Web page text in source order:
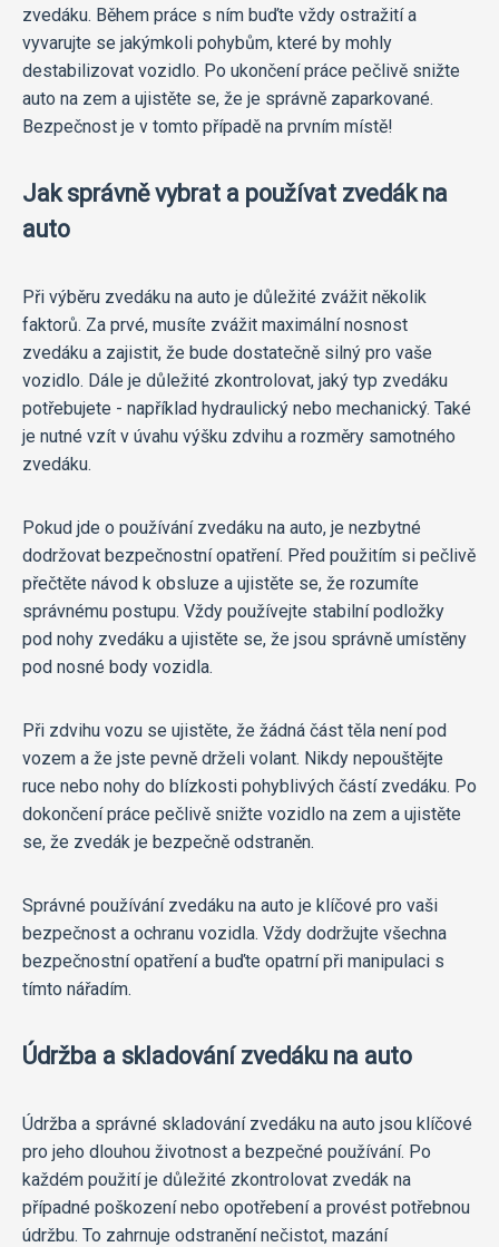
zvedáku. Během práce s ním buďte vždy ostražití a
vyvarujte se jakýmkoli pohybům, které by mohly
destabilizovat vozidlo. Po ukončení práce pečlivě snižte
auto na zem a ujistěte se, že je správně zaparkované.
Bezpečnost je v tomto případě na prvním místě!
Jak správně vybrat a používat zvedák na
auto
Při výběru zvedáku na auto je důležité zvážit několik
faktorů. Za prvé, musíte zvážit maximální nosnost
zvedáku a zajistit, že bude dostatečně silný pro vaše
vozidlo. Dále je důležité zkontrolovat, jaký typ zvedáku
potřebujete - například hydraulický nebo mechanický. Také
je nutné vzít v úvahu výšku zdvihu a rozměry samotného
zvedáku.
Pokud jde o používání zvedáku na auto, je nezbytné
dodržovat bezpečnostní opatření. Před použitím si pečlivě
přečtěte návod k obsluze a ujistěte se, že rozumíte
správnému postupu. Vždy používejte stabilní podložky
pod nohy zvedáku a ujistěte se, že jsou správně umístěny
pod nosné body vozidla.
Při zdvihu vozu se ujistěte, že žádná část těla není pod
vozem a že jste pevně drželi volant. Nikdy nepouštějte
ruce nebo nohy do blízkosti pohyblivých částí zvedáku. Po
dokončení práce pečlivě snižte vozidlo na zem a ujistěte
se, že zvedák je bezpečně odstraněn.
Správné používání zvedáku na auto je klíčové pro vaši
bezpečnost a ochranu vozidla. Vždy dodržujte všechna
bezpečnostní opatření a buďte opatrní při manipulaci s
tímto nářadím.
Údržba a skladování zvedáku na auto
Údržba a správné skladování zvedáku na auto jsou klíčové
pro jeho dlouhou životnost a bezpečné používání. Po
každém použití je důležité zkontrolovat zvedák na
případné poškození nebo opotřebení a provést potřebnou
údržbu. To zahrnuje odstranění nečistot, mazání